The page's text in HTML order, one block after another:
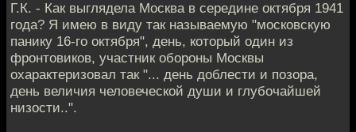
Г.К. - Как выглядела Москва в середине октября 1941
года? Я имею в виду так называемую "московскую
панику 16-го октября", день, который один из
фронтовиков, участник обороны Москвы
охарактеризовал так "... день доблести и позора,
день величия человеческой души и глубочайшей
низости..".